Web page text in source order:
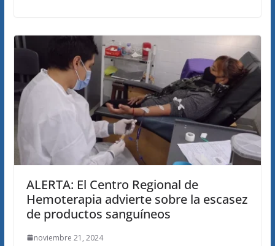
ALERTA: El Centro Regional de
Hemoterapia advierte sobre la escasez
de productos sanguíneos
noviembre 21, 2024